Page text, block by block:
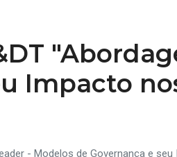
Impacto
- Modelos de Governança e